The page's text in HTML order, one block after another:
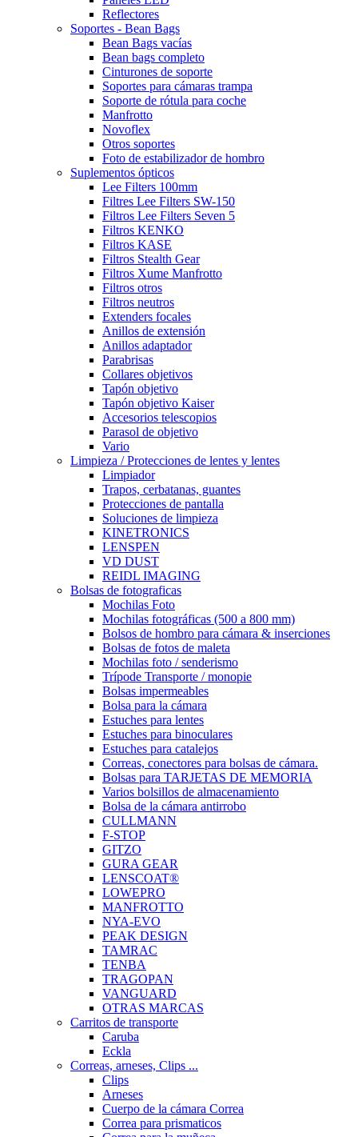
Reflectores
Soportes - Bean Bags
Bean Bags vacías
Bean bags completo
Cinturones de soporte
Soportes para cámaras trampa
Soporte de rótula para coche
Manfrotto
Novoflex
Otros soportes
Foto de estabilizador de hombro
Suplementos ópticos
Lee Filters 100mm
Filtres Lee Filters SW-150
Filtros Lee Filters Seven 5
Filtros KENKO
Filtros KASE
Filtros Stealth Gear
Filtros Xume Manfrotto
Filtros otros
Filtros neutros
Extenders focales
Anillos de extensión
Anillos adaptador
Parabrisas
Collares objetivos
Tapón objetivo
Tapón objetivo Kaiser
Accesorios telescopios
Parasol de objetivo
Vario
Limpieza / Protecciones de lentes y lentes
Limpiador
Trapos, cerbatanas, guantes
Protecciones de pantalla
Soluciones de limpieza
KINETRONICS
LENSPEN
VD DUST
REIDL IMAGING
Bolsas de fotograficas
Mochilas Foto
Mochilas fotográficas (500 a 800 mm)
Bolsos de hombro para cámara & inserciones
Bolsas de fotos de maleta
Mochilas foto / senderismo
Trípode Transporte / monopie
Bolsas impermeables
Bolsa para la cámara
Estuches para lentes
Estuches para binoculares
Estuches para catalejos
Correas, conectores para bolsas de cámara.
Bolsas para TARJETAS DE MEMORIA
Varios bolsillos de almacenamiento
Bolsa de la cámara antirrobo
CULLMANN
F-STOP
GITZO
GURA GEAR
LENSCOAT®
LOWEPRO
MANFROTTO
NYA-EVO
PEAK DESIGN
TAMRAC
TENBA
TRAGOPAN
VANGUARD
OTRAS MARCAS
Carritos de transporte
Caruba
Eckla
Correas, arneses, Clips ...
Clips
Arneses
Cuerpo de la cámara Correa
Correa para prismaticos